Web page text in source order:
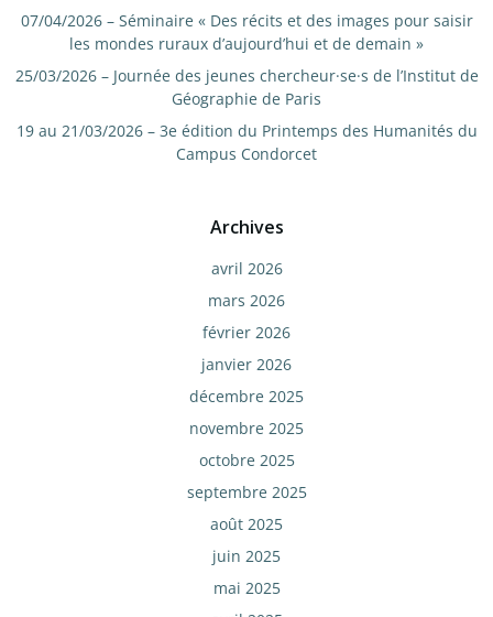
07/04/2026 – Séminaire « Des récits et des images pour saisir
les mondes ruraux d’aujourd’hui et de demain »
25/03/2026 – Journée des jeunes chercheur·se·s de l’Institut de
Géographie de Paris
19 au 21/03/2026 – 3e édition du Printemps des Humanités du
Campus Condorcet
Archives
avril 2026
mars 2026
février 2026
janvier 2026
décembre 2025
novembre 2025
octobre 2025
septembre 2025
août 2025
juin 2025
mai 2025